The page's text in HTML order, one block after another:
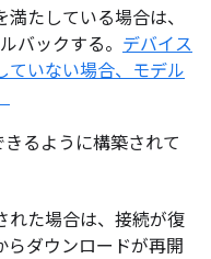
たしている場合は、
バックする。 デバイス
ていない場合、モデル
るように構築されて
れた場合は、接続が復
らダウンロードが再開